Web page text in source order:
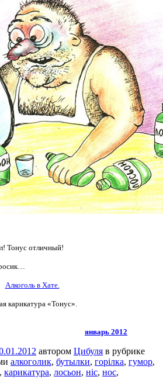
Тонус отличный!
Алкоголь в Хате.
карикатура «Тонус».
январь 2012
автором Цибуля в рубрике
алкоголик, бутылки, горілка, гумор,
, карикатура, лосьон, ніс, нос,